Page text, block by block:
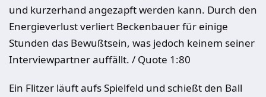
und kurzerhand angezapft werden kann. Durch den
Energieverlust verliert Beckenbauer für einige
Stunden das Bewußtsein, was jedoch keinem seiner
Interviewpartner auffällt. / Quote 1:80
Ein Flitzer läuft aufs Spielfeld und schießt den Ball